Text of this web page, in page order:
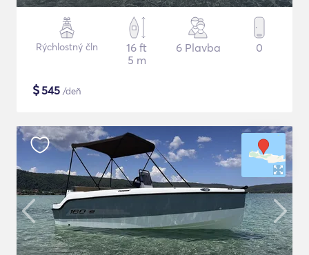
Rýchlostný čln
16 ft
5 m
6 Plavba 0
$545 /deň